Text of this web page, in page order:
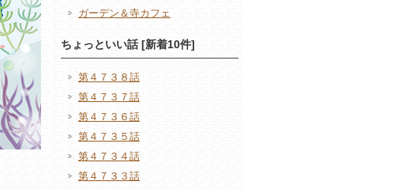
ガーデン＆寺カフェ
ちょっといい話 [新着10件]
第４７３８話
第４７３７話
第４７３６話
第４７３５話
第４７３４話
第４７３３話